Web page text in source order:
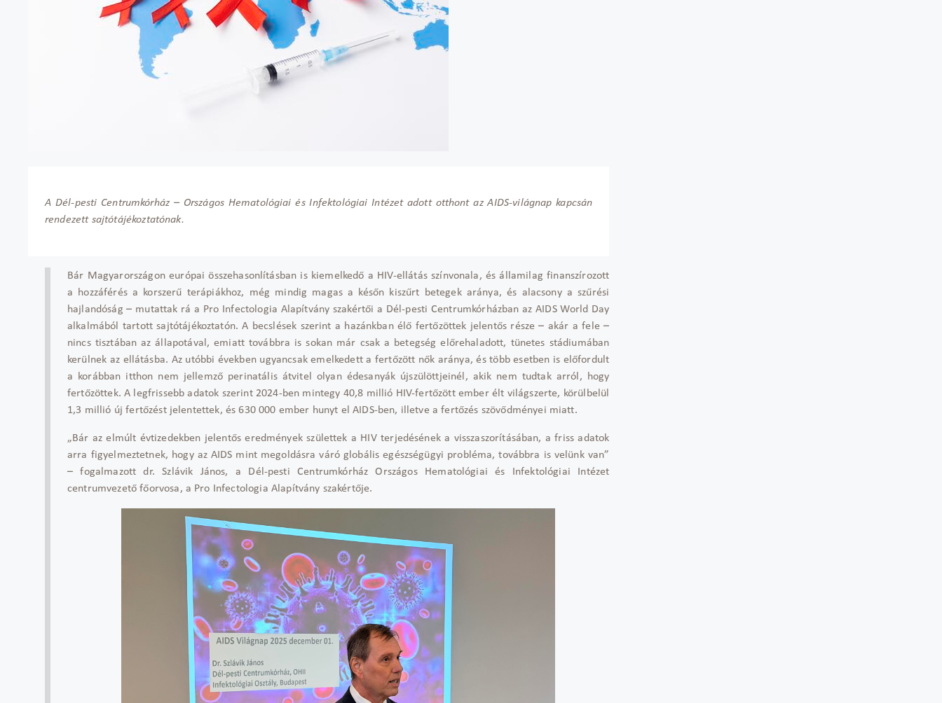
A Dél-pesti Centrumkórház – Országos Hematológiai és Infektológiai Intézet adott otthont az AIDS-világnap kapcsán
rendezett sajtótájékoztatónak.
Bár Magyarországon európai összehasonlításban is kiemelkedő a HIV-ellátás színvonala, és államilag finanszírozott
a hozzáférés a korszerű terápiákhoz, még mindig magas a későn kiszűrt betegek aránya, és alacsony a szűrési
hajlandóság– mutattak rá a Pro Infectologia Alapítvány szakértői a Dél-pesti Centrumkórházban az AIDS World Day
alkalmából tartott sajtótájékoztatón. A becslések szerint a hazánkban élő fertőzöttek jelentős része– akár a fele–
nincs tisztában az állapotával, emiatt továbbra is sokan már csak a betegség el őrehaladott, tünetes stádiumában
kerülnek az ellátásba. Az utóbbi években ugyancsak emelkedett a fertőzött nők aránya, és több esetben is előfordult
a korábban itthon nem jellemző perinatális átvitel olyan édesanyák újszülöttjeinél, akik nem tudtak arról, hogy
fertőzöttek. A legfrissebb adatok szerint 2024-ben mintegy 40,8 millió HIV-fertőzött ember élt világszerte, körülbelül
1,3 millió új fertőzést jelentettek, és 630 000 ember hunyt el AIDS-ben, illetve a fertőzés szövődményei miatt.
„Bár az elmúlt évtizedekben jelentős eredmények születtek a HIV terjedésének a visszaszorításában, a friss adatok
arra figyelmeztetnek, hogy az AIDS mint megoldásra váró globális egészségügyi probléma, továbbra is velünk van”
– fogalmazott dr. Szl ávik János, a Dél-pesti Centrumkórház Országos Hematológiai és Infektológiai Intézet
centrumvezető főorvosa, a Pro Infectologia Alapítvány szakértője.